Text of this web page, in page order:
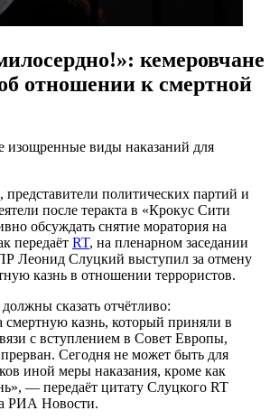
кемеровчане
отношении к смертной
изощренные виды наказаний для
политических партий и
после теракта в «Крокус Сити
обсуждать снятие моратория на
передаёт RT, на пленарном заседании
Леонид Слуцкий выступил за отмену
казнь в отношении террористов.
сказать отчётливо:
смертную казнь, который приняли в
с вступлением в Совет Европы,
Сегодня не может быть для
иной меры наказания, кроме как
— передаёт цитату Слуцкого RT
РИА Новости.